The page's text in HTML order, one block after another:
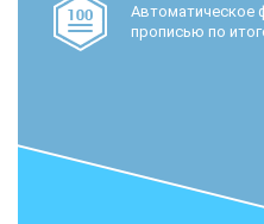
Автоматическое
прописью по